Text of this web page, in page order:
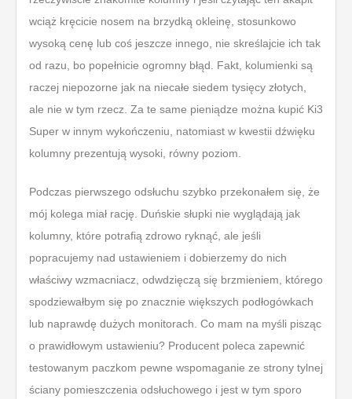
wciąż kręcicie nosem na brzydką okleinę, stosunkowo
wysoką cenę lub coś jeszcze innego, nie skreślajcie ich tak
od razu, bo popełnicie ogromny błąd. Fakt, kolumienki są
raczej niepozorne jak na niecałe siedem tysięcy złotych,
ale nie w tym rzecz. Za te same pieniądze można kupić Ki3
Super w innym wykończeniu, natomiast w kwestii dźwięku
kolumny prezentują wysoki, równy poziom.
Podczas pierwszego odsłuchu szybko przekonałem się, że
mój kolega miał rację. Duńskie słupki nie wyglądają jak
kolumny, które potrafią zdrowo ryknąć, ale jeśli
popracujemy nad ustawieniem i dobierzemy do nich
właściwy wzmacniacz, odwdzięczą się brzmieniem, którego
spodziewałbym się po znacznie większych podłogówkach
lub naprawdę dużych monitorach. Co mam na myśli pisząc
o prawidłowym ustawieniu? Producent poleca zapewnić
testowanym paczkom pewne wspomaganie ze strony tylnej
ściany pomieszczenia odsłuchowego i jest w tym sporo